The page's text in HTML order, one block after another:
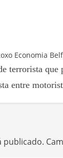
Economia
terrorista que
entre
publicado.